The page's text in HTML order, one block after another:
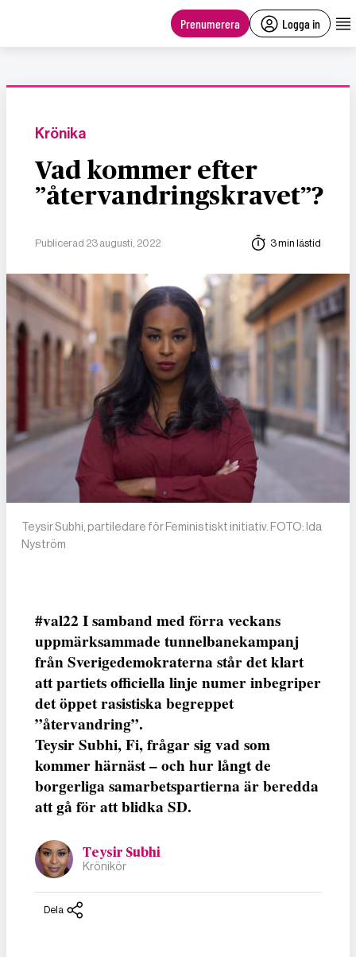
Prenumerera Logga in
Krönika
Vad kommer efter
”återvandringskravet”?
Publicerad 23 augusti, 2022 3 min lästid
Teysir Subhi, partiledare för Feministiskt initiativ. FOTO: Ida
Nyström
#val22 I samband med förra veckans
uppmärksammade tunnelbanekampanj
från Sverigedemokraterna står det klart
att partiets officiella linje numer inbegriper
det öppet rasistiska begreppet
”återvandring”.
Teysir Subhi, Fi, frågar sig vad som
kommer härnäst – och hur långt de
borgerliga samarbetspartierna är beredda
att gå för att blidka SD.
Teysir Subhi
Krönikör
Dela